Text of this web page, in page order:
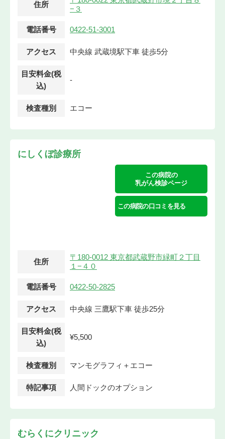
住所
−３
電話番号 0422-51-3001
アクセス 中央線 武蔵境駅下車 徒歩5分
目安料金(税
込)
-
検査種別 エコー
にしくぼ診療所
この病院の
乳がん検診ページ
この病院の口コミを見る
住所
〒180-0012 東京都武蔵野市緑町２丁目
１−４０
電話番号 0422-50-2825
アクセス 中央線 三鷹駅下車 徒歩25分
目安料金(税
込)
¥5,500
検査種別 マンモグラフィ＋エコー
特記事項 人間ドックのオプション
むらくにクリニック